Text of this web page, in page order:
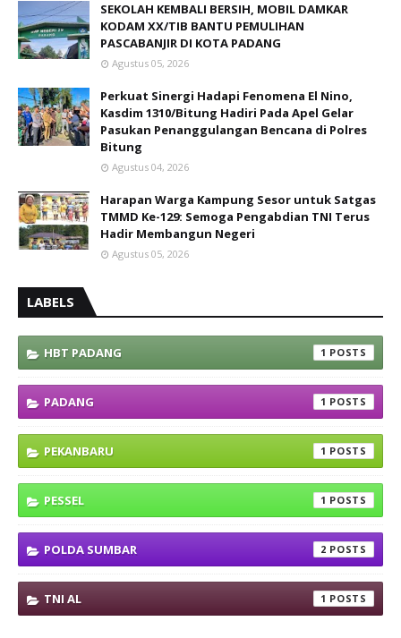
SEKOLAH KEMBALI BERSIH, MOBIL DAMKAR
KODAM XX/TIB BANTU PEMULIHAN
PASCABANJIR DI KOTA PADANG
Agustus 05, 2026
Perkuat Sinergi Hadapi Fenomena El Nino,
Kasdim 1310/Bitung Hadiri Pada Apel Gelar
Pasukan Penanggulangan Bencana di Polres
Bitung
Agustus 04, 2026
Harapan Warga Kampung Sesor untuk Satgas
TMMD Ke-129: Semoga Pengabdian TNI Terus
Hadir Membangun Negeri
Agustus 05, 2026
LABELS
HBT PADANG 1
PADANG 1
PEKANBARU 1
PESSEL 1
POLDA SUMBAR 2
TNI AL 1